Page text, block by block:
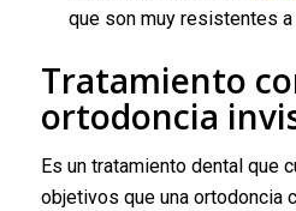
que son muy resistentes
Tratamiento
ortodoncia
Es un tratamiento dental que
objetivos que una ortodoncia